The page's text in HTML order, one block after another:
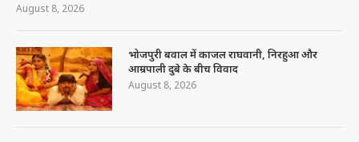
August 8, 2026
भोजपुरी बवाल में काजल राघवानी, निरहुआ और
आम्रपाली दुबे के बीच विवाद
August 8, 2026